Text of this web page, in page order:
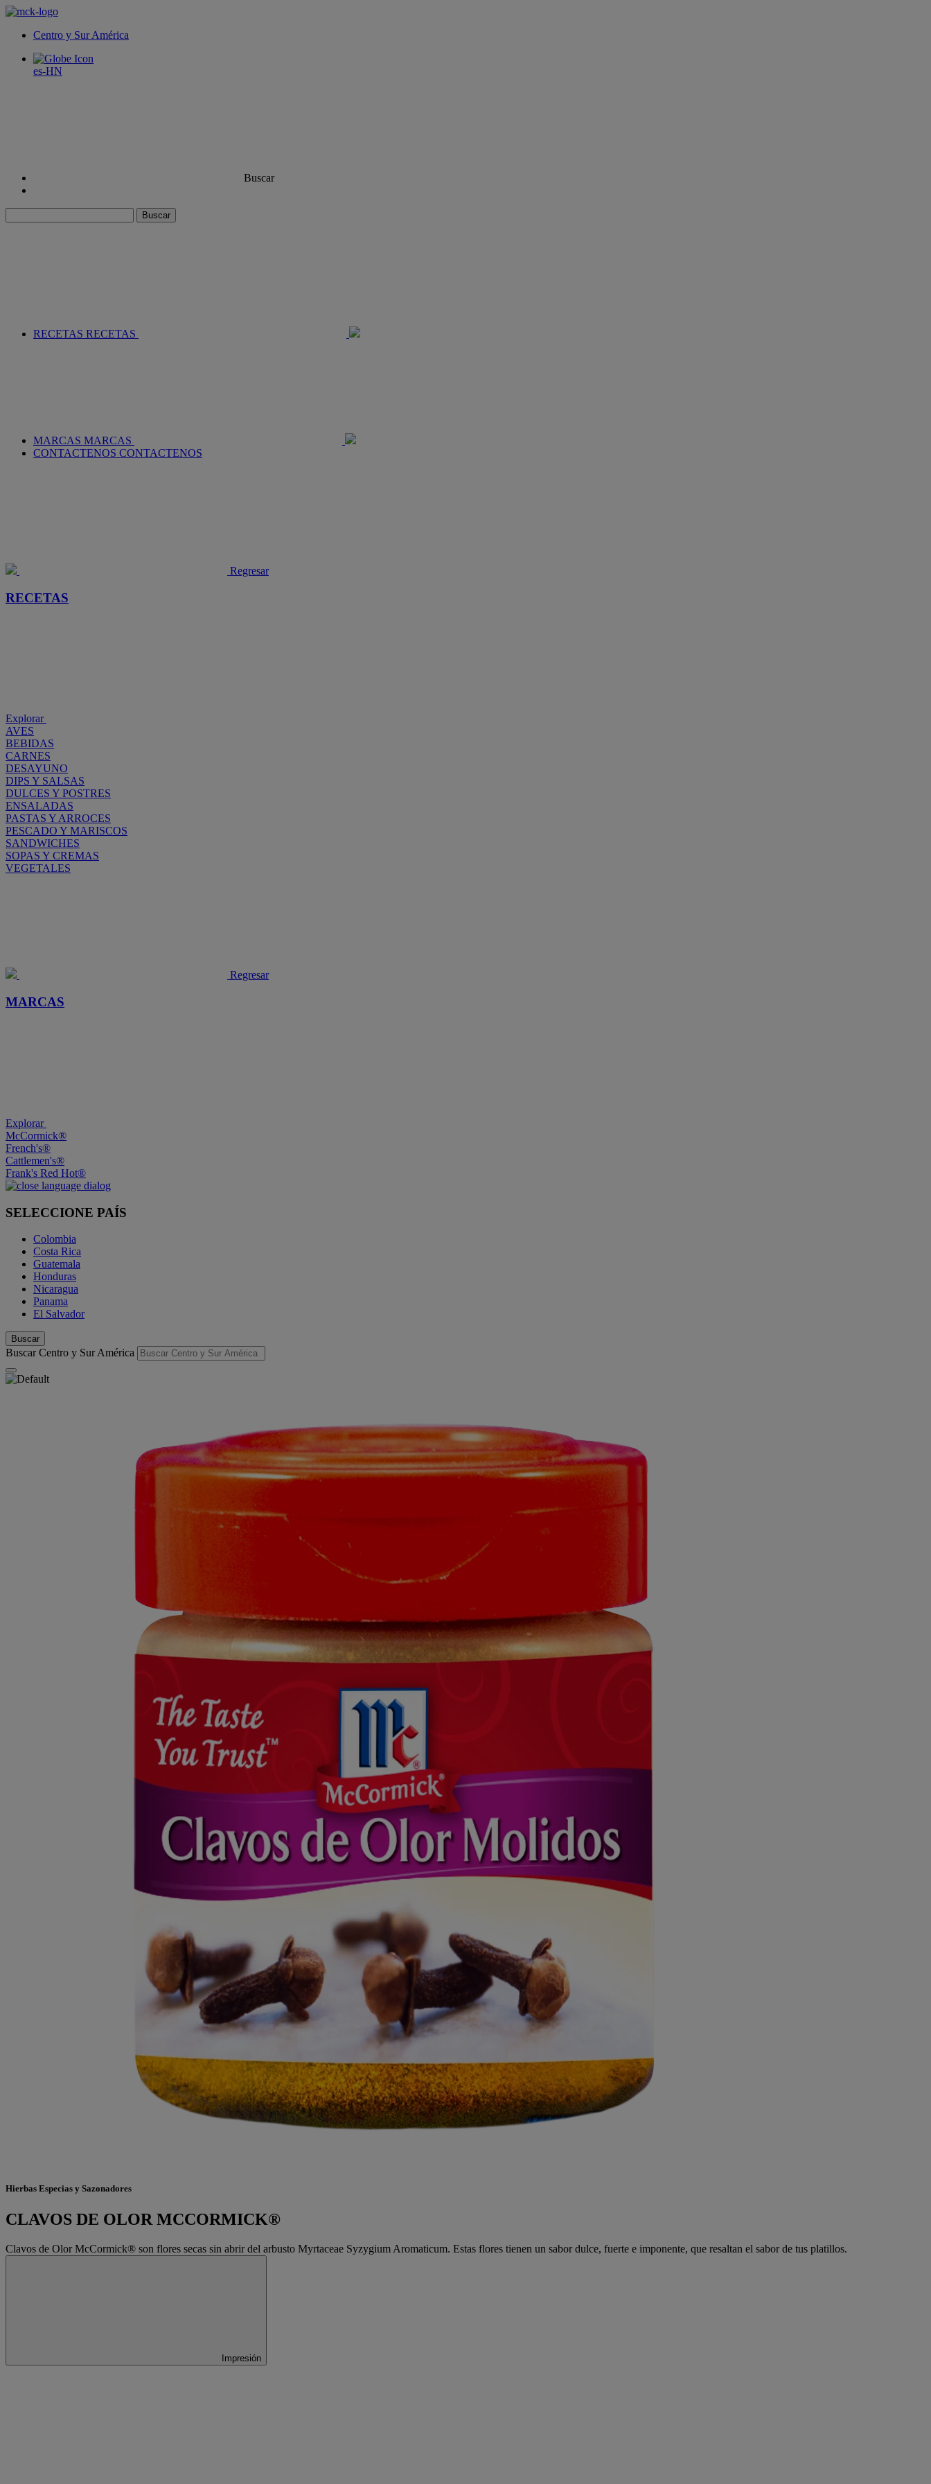
Centro y Sur América
es-HN
Buscar
Buscar
RECETAS RECETAS
MARCAS MARCAS
CONTACTENOS CONTACTENOS
Regresar
RECETAS
Explorar
AVES
BEBIDAS
CARNES
DESAYUNO
DIPS Y SALSAS
DULCES Y POSTRES
ENSALADAS
PASTAS Y ARROCES
PESCADO Y MARISCOS
SANDWICHES
SOPAS Y CREMAS
VEGETALES
Regresar
MARCAS
Explorar
McCormick®
French's®
Cattlemen's®
Frank's Red Hot®
SELECCIONE PAÍS
Colombia
Costa Rica
Guatemala
Honduras
Nicaragua
Panama
El Salvador
Buscar
Buscar Centro y Sur América
Hierbas Especias y Sazonadores
CLAVOS DE OLOR MCCORMICK®
Clavos de Olor McCormick® son flores secas sin abrir del arbusto Myrtaceae Syzygium Aromaticum. Estas flores tienen un sabor dulce, fuerte e imponente, que resaltan el sabor de tus platillos.
Impresión